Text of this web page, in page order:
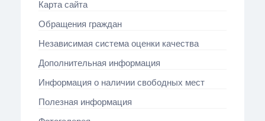
Карта сайта
Обращения граждан
Независимая система оценки качества
Дополнительная информация
Информация о наличии свободных мест
Полезная информация